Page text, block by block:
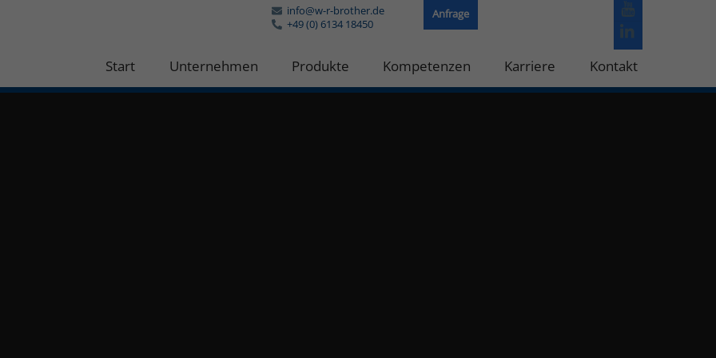
info@w-r-brother.de
+49 (0) 6134 18450
Anfrage
Start Unternehmen Produkte Kompetenzen Karriere Kontakt